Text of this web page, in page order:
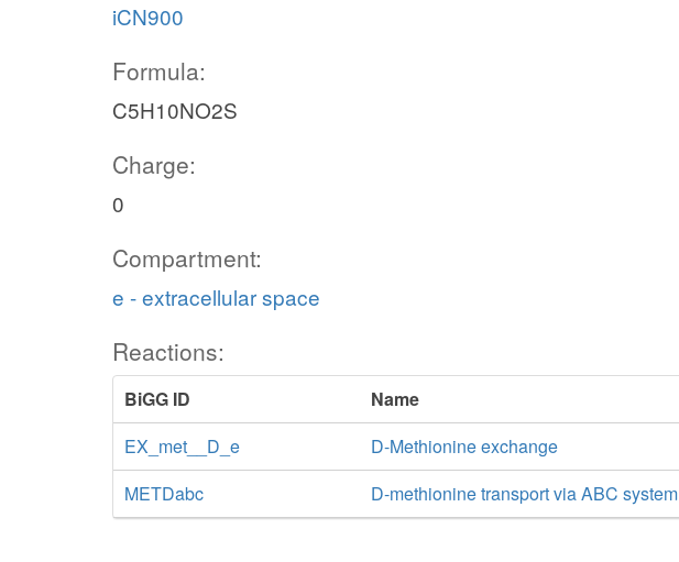
iCN900
Formula:
C5H10NO2S
Charge:
0
Compartment:
e - extracellular space
Reactions:
BiGG ID
Name
EX_met__D_e
D-Methionine exchange
METDabc
D-methionine transport via ABC system